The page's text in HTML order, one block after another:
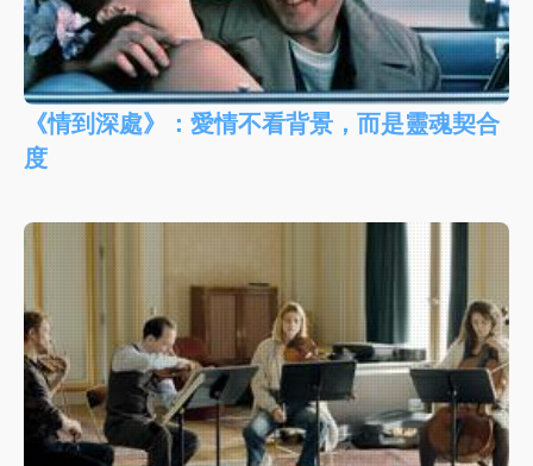
《情到深處》：愛情不看背景，而是靈魂契合
度